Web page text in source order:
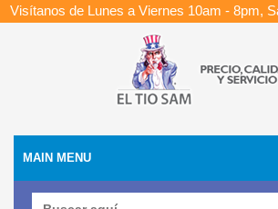
Visítanos de Lunes a Viernes 10am - 8pm,
MAIN MENU